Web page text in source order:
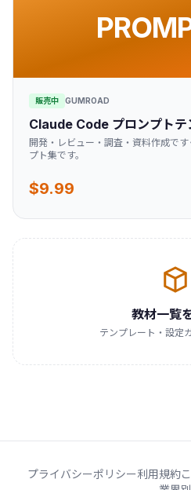
販売中 GUMROAD
Claude Code プロンプト
開発・レビュー・調査・資料作成で
プト集です。
$9.99
教材一覧
テンプレート・設定
プライバシーポリシー利用規約